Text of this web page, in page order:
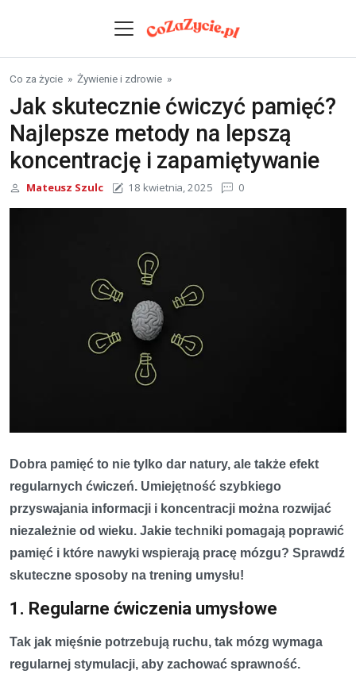
Co za życie » Żywienie i zdrowie »
Jak skutecznie ćwiczyć pamięć?
Najlepsze metody na lepszą
koncentrację i zapamiętywanie
Mateusz Szulc 18 kwietnia, 2025 0
Dobra pamięć to nie tylko dar natury, ale także efekt
regularnych ćwiczeń. Umiejętność szybkiego
przyswajania informacji i koncentracji można rozwijać
niezależnie od wieku. Jakie techniki pomagają poprawić
pamięć i które nawyki wspierają pracę mózgu? Sprawdź
skuteczne sposoby na trening umysłu!
1. Regularne ćwiczenia umysłowe
Tak jak mięśnie potrzebują ruchu, tak mózg wymaga
regularnej stymulacji, aby zachować sprawność.